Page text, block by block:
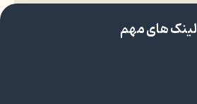
لینک های مهم